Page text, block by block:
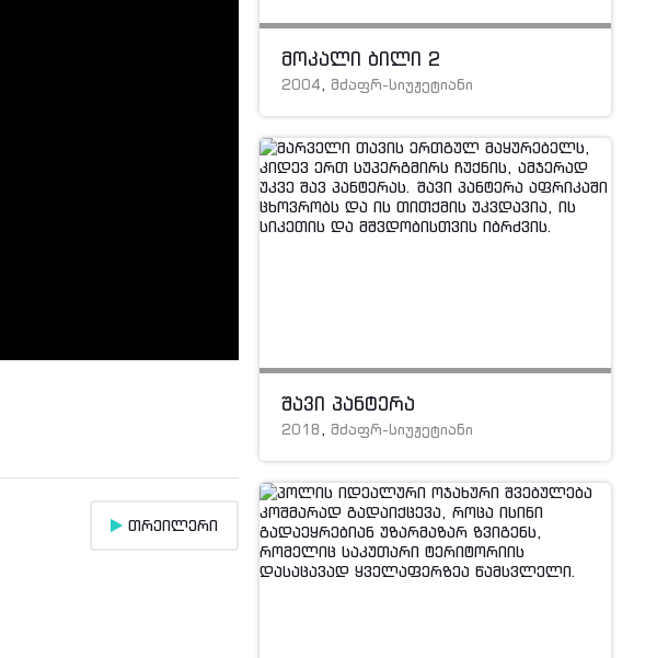
თრეილერი
მოკალი ბილი 2
2004, მძაფრ-სიუჟეტიანი
შავი პანტერა
2018, მძაფრ-სიუჟეტიანი